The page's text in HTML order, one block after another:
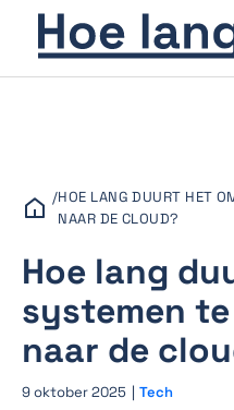
/HOE LANG DUURT HET
NAAR DE CLOUD?
Hoe lang
systemen
naar de
9 oktober 2025 | Tech